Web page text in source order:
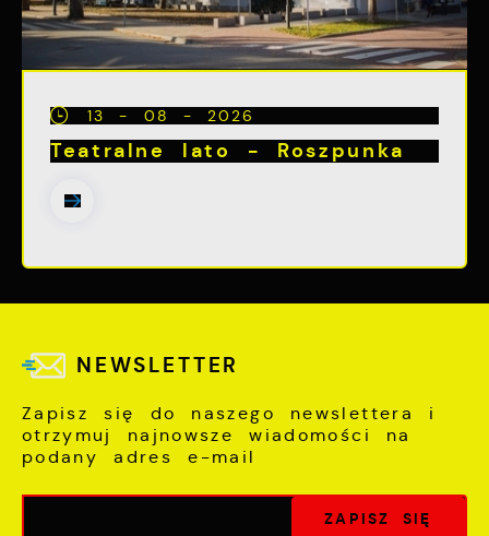
13 - 08 - 2026
Teatralne lato - Roszpunka
NEWSLETTER
Zapisz się do naszego newslettera i
otrzymuj najnowsze wiadomości na
podany adres e-mail